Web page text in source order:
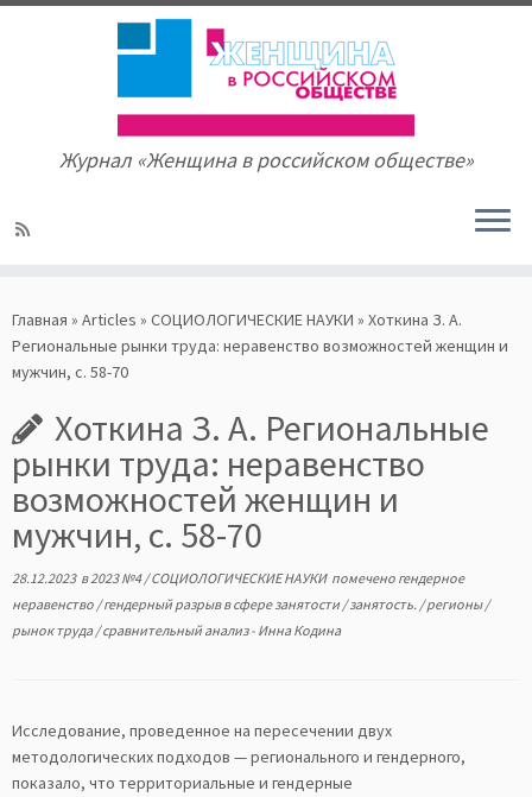
to
content
Журнал «Женщина в российском обществе»
Главная » Articles » СОЦИОЛОГИЧЕСКИЕ НАУКИ » Хоткина З. А.
Региональные рынки труда: неравенство возможностей женщин и
мужчин, с. 58-70
Хоткина З. А. Региональные
рынки труда: неравенство
возможностей женщин и
мужчин, с. 58-70
28.12.2023в2023 №4/СОЦИОЛОГИЧЕСКИЕ НАУКИ помечено гендерное
неравенство /гендерный разрыв в сфере занятости /занятость. /регионы/
рынок труда/сравнительный анализ- Инна Кодина
Исследование, проведенное на пересечении двух
методологических подходов — регионального и гендерного,
показало, что территориальные и гендерные